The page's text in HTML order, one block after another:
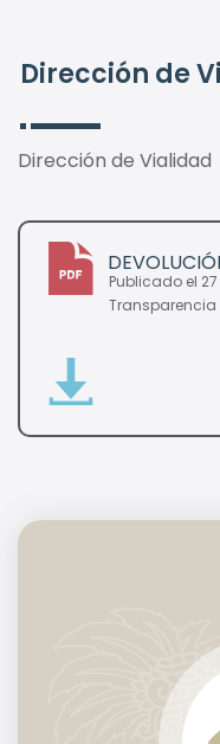
Dirección de
Dirección de Vialidad
pdf Publicado el 27
Transparencia